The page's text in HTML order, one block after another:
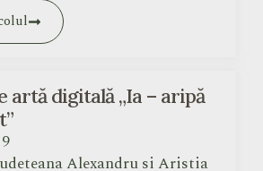
artă digitală „Ia – aripă
Alexandru si Aristia